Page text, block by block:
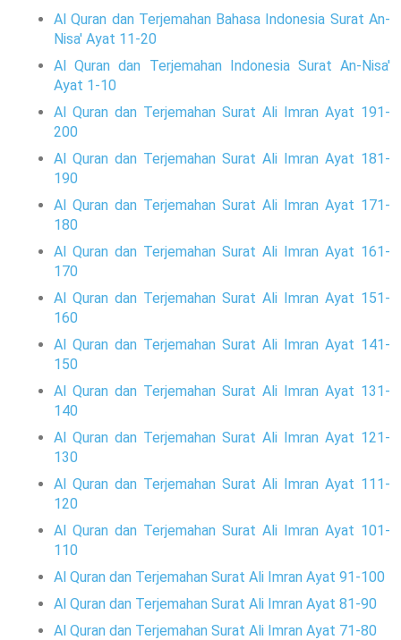
Al Quran dan Terjemahan Bahasa Indonesia Surat An-
Nisa' Ayat 11-20
Al Quran dan Terjemahan Indonesia Surat An-Nisa'
Ayat 1-10
Al Quran dan Terjemahan Surat Ali Imran Ayat 191-
200
Al Quran dan Terjemahan Surat Ali Imran Ayat 181-
190
Al Quran dan Terjemahan Surat Ali Imran Ayat 171-
180
Al Quran dan Terjemahan Surat Ali Imran Ayat 161-
170
Al Quran dan Terjemahan Surat Ali Imran Ayat 151-
160
Al Quran dan Terjemahan Surat Ali Imran Ayat 141-
150
Al Quran dan Terjemahan Surat Ali Imran Ayat 131-
140
Al Quran dan Terjemahan Surat Ali Imran Ayat 121-
130
Al Quran dan Terjemahan Surat Ali Imran Ayat 111-
120
Al Quran dan Terjemahan Surat Ali Imran Ayat 101-
110
Al Quran dan Terjemahan Surat Ali Imran Ayat 91-100
Al Quran dan Terjemahan Surat Ali Imran Ayat 81-90
Al Quran dan Terjemahan Surat Ali Imran Ayat 71-80